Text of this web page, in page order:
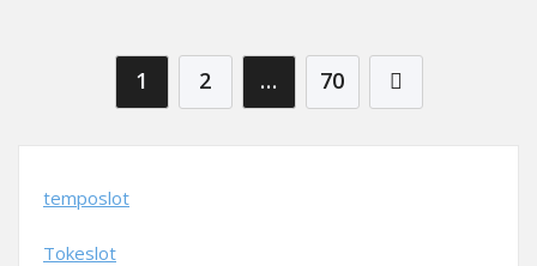
Posts pagination
1 2 … 70
temposlot
Tokeslot